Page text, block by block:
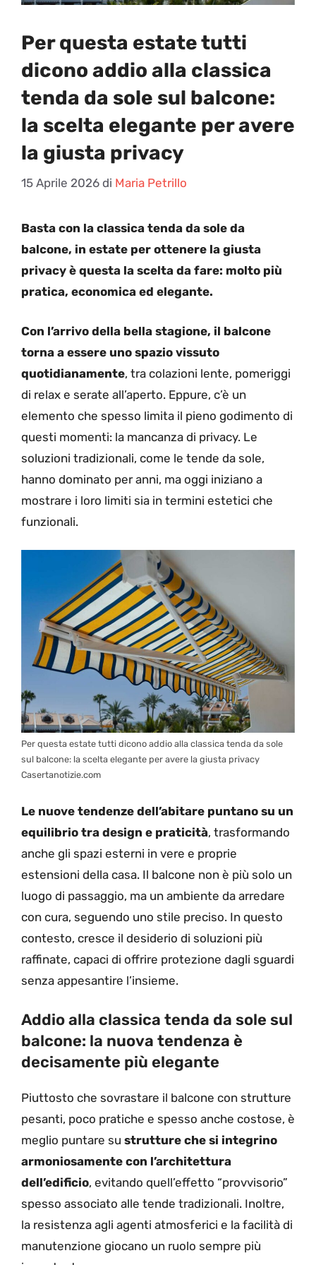
Per questa estate tutti
dicono addio alla classica
tenda da sole sul balcone:
la scelta elegante per avere
la giusta privacy
15 Aprile 2026 di Maria Petrillo
Basta con la classica tenda da sole da
balcone, in estate per ottenere la giusta
privacy è questa la scelta da fare: molto più
pratica, economica ed elegante.
Con l’arrivo della bella stagione, il balcone
torna a essere uno spazio vissuto
quotidianamente, tra colazioni lente, pomeriggi
di relax e serate all’aperto. Eppure, c’è un
elemento che spesso limita il pieno godimento di
questi momenti: la mancanza di privacy. Le
soluzioni tradizionali, come le tende da sole,
hanno dominato per anni, ma oggi iniziano a
mostrare i loro limiti sia in termini estetici che
funzionali.
Per questa estate tutti dicono addio alla classica tenda da sole
sul balcone: la scelta elegante per avere la giusta privacy
Casertanotizie.com
Le nuove tendenze dell’abitare puntano su un
equilibrio tra design e praticità, trasformando
anche gli spazi esterni in vere e proprie
estensioni della casa. Il balcone non è più solo un
luogo di passaggio, ma un ambiente da arredare
con cura, seguendo uno stile preciso. In questo
contesto, cresce il desiderio di soluzioni più
raffinate, capaci di offrire protezione dagli sguardi
senza appesantire l’insieme.
Addio alla classica tenda da sole sul
balcone: la nuova tendenza è
decisamente più elegante
Piuttosto che sovrastare il balcone con strutture
pesanti, poco pratiche e spesso anche costose, è
meglio puntare su strutture che si integrino
armoniosamente con l’architettura
dell’edificio, evitando quell’effetto “provvisorio”
spesso associato alle tende tradizionali. Inoltre,
la resistenza agli agenti atmosferici e la facilità di
manutenzione giocano un ruolo sempre più